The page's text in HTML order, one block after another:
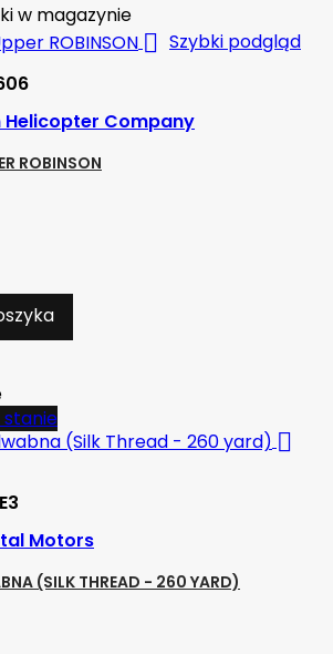
w magazynie
 Szybki podgląd
Helicopter Company
ROBINSON

Motors
(SILK THREAD - 260 YARD)